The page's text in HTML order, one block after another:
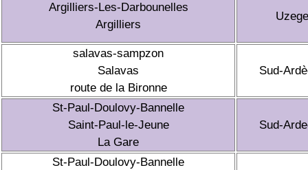
Argilliers-Les-Darbounelles
Argilliers
Uzege
salavas-sampzon
Salavas
route de la Bironne
Sud-
St-Paul-Doulovy-Bannelle
Saint-Paul-le-Jeune
La Gare
Sud-
St-Paul-Doulovy-Bannelle